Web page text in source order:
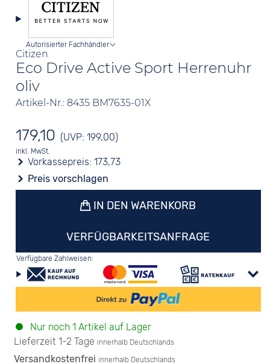
Citizen
Eco Drive Active Sport Herrenuhr
oliv
Artikel-Nr.: 8435 BM7635-01X
Autorisierter Fachhändler
179,10 (UVP: 199,00)
inkl. MwSt.
Vorkassepreis:173,73
Preis vorschlagen
IN DEN WARENKORB
VERFÜGBARKEITSANFRAGE
Verfügbare Zahlweisen:
Nur noch 1 Artikel auf Lager
Lieferzeit 1-2 Tage innerhalb Deutschlands
Versandkostenfrei innerhalb Deutschlands